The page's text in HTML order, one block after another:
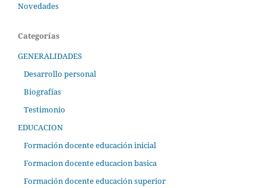
Novedades
Categorías
GENERALIDADES
Desarrollo personal
Biografías
Testimonio
EDUCACION
Formación docente educación inicial
Formacion docente educacion basica
Formación docente educación superior